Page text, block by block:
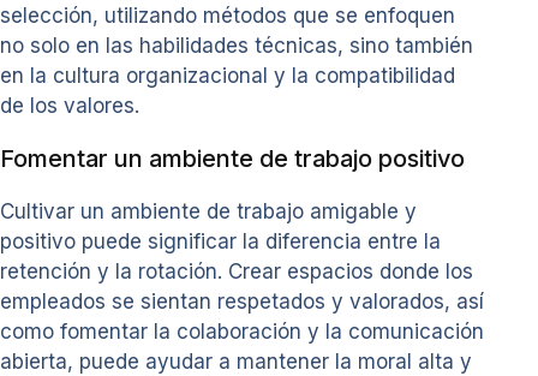
selección, utilizando métodos que se enfoquen
no solo en las habilidades técnicas, sino también
en la cultura organizacional y la compatibilidad
de los valores.
Fomentar un ambiente de trabajo positivo
Cultivar un ambiente de trabajo amigable y
positivo puede significar la diferencia entre la
retención y la rotación. Crear espacios donde los
empleados se sientan respetados y valorados, así
como fomentar la colaboración y la comunicación
abierta, puede ayudar a mantener la moral alta y